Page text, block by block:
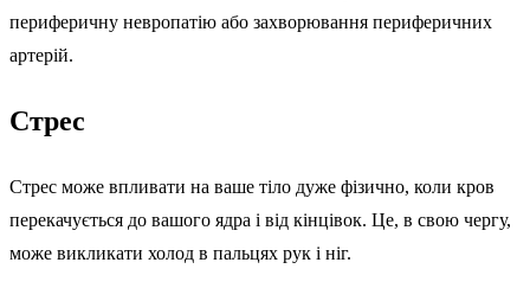
периферичну невропатію або захворювання периферичних
артерій.
Стрес
Стрес може впливати на ваше тіло дуже фізично, коли кров
перекачується до вашого ядра і від кінцівок. Це, в свою чергу,
може викликати холод в пальцях рук і ніг.